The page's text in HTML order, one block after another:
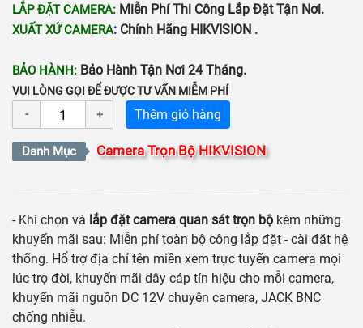
LẮP ĐẶT CAMERA: Miễn Phí Thi Công Lắp Đặt Tận Nơi.
XUẤT XỨ CAMERA: Chính Hãng HIKVISION .
BẢO HÀNH: Bảo Hành Tận Nơi 24 Tháng.
VUI LÒNG GỌI ĐỂ ĐƯỢC TƯ VẤN MIỄM PHÍ
Thêm giỏ hàng
Danh Mục Camera Trọn Bộ HIKVISION
- Khi chọn và lắp đặt camera quan sát trọn bộ kèm những
khuyến mãi sau: Miễn phí toàn bộ công lắp đặt - cài đặt hệ
thống. Hổ trợ địa chỉ tên miền xem trực tuyến camera mọi
lúc trọ đời, khuyến mãi dây cáp tín hiệu cho mỗi camera,
khuyến mãi nguồn DC 12V chuyên camera, JACK BNC
chống nhiễu.